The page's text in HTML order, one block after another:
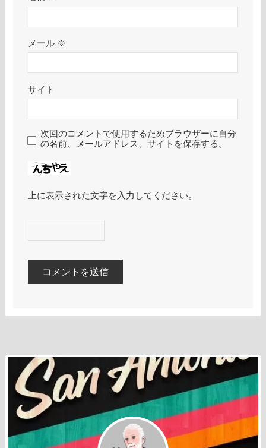
メール ※
サイト
次回のコメントで使用するためブラウザーに自分
の名前、メールアドレス、サイトを保存する。
上に表示された文字を入力してください。